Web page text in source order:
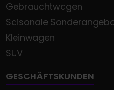
Gebrauchtwagen
Saisonale
Kleinwagen
SUV
GESCHÄFTSKUNDEN